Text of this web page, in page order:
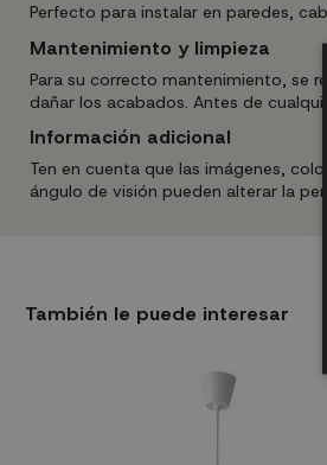
Perfecto para instalar en paredes,
Mantenimiento y limpieza
Para su correcto mantenimiento, se
dañar los acabados. Antes de
Información adicional
Ten en cuenta que las imágenes,
ángulo de visión pueden alterar la
También le puede interesar